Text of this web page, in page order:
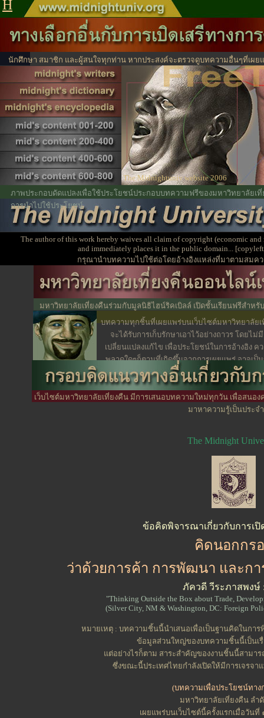
นักศึกษา สมาชิก และผู้สนใจทุกท่าน หากประสงค์จะตรวจดูบทความอื่นๆที่เผ
ได้จากตรงนี้ไปหน้าสา
The Midnight
ข้อคิดพิจารณาเกี่ยวกับการเปิ
คิดนอกกร
ว่าด้วยการค้า การพัฒนา และก
ภัควดี วีระภาสพงษ์
"Thinking Outside the Box about Trade,
(Silver City, NM & Washington, DC: Foreign
หมายเหตุ : บทความชิ้นนี้นำเสนอเพื่อเป็นฐานคิดในการ
ข้อมูลส่วนใหญ่ของบทความชิ้นนี้เป็นเ
แต่อย่างไรก็ตาม สาระสำคัญของงานชิ้นนี้สามาร
ซึ่งขณะนี้ประเทศไทยกำลังเปิดให้มีการเจรจ
(บทความเพื่อประโยชน์ทาง
มหาวิทยาลัยเที่ยงคืน ลำ
เผยแพร่บนเว็บไซต์นี้ครั้งแรกเมื่อวัน
H
ภาพประกอบดัดแปลงเพื่อใช้ประโยชน์ประกอบบทความฟรีของมหาวิทยาลัยเ
การนำไปใช้ประโยชน์
The author of this work hereby waives all claim of copyright (economic
and immediately places it in the public domain...
กรุณานำบทความไปใช้ต่อโดยอ้างอิงแหล่งที่มาตามสมคว
มหาวิทยาลัยเที่ยงคืนร่วมกับมูลนิธิไฮน์ริคเบิลล์ เปิดชั้นเรียนฟรีสำหรั
มลายูมุสลิมอย่างรอบด้
บทความทุกชิ้นที่เผยแพร่บนเว็บไซต์มหาวิทยาลัย
จะได้รับการเก็บรักษาเอาไว้อย่างถาวร โดยไม่
เปลี่ยนแปลงแก้ไข เพื่อประโยชน์ในการอ้างอิง ค
พลาดใดๆก็ตามที่เกิดขึ้นจากการเผยแพร่ อาจเป็
เขียนหรือกองบรรณาธิการ ซึ่งเป็นเรื่องที่เกิดขึ้นไ
เจตนา
เว็บไซต์มหาวิทยาลัยเที่ยงคืน มีการเสนอบทความใหม่ทุกวัน เพื่อสนอ
มาหาความรู้เป็นประจำ
The Midnightuniv website 2006